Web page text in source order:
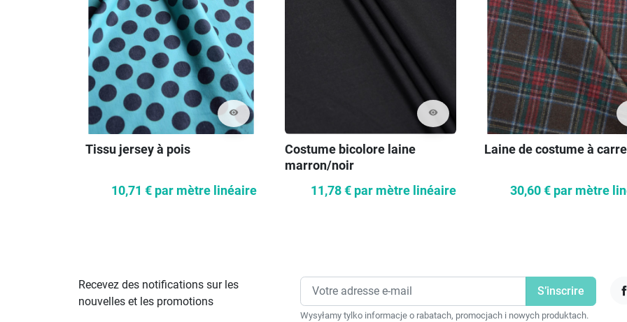
visibility
Tissu jersey à pois
10,71 € par mètre linéaire
visibility
Costume bicolore laine
marron/noir
11,78 € par mètre linéaire
Laine de costume à
30,60 € par mètre
Recevez des notifications sur les
nouvelles et les promotions
Wysyłamy tylko informacje o rabatach, promocjach i nowych produktach.